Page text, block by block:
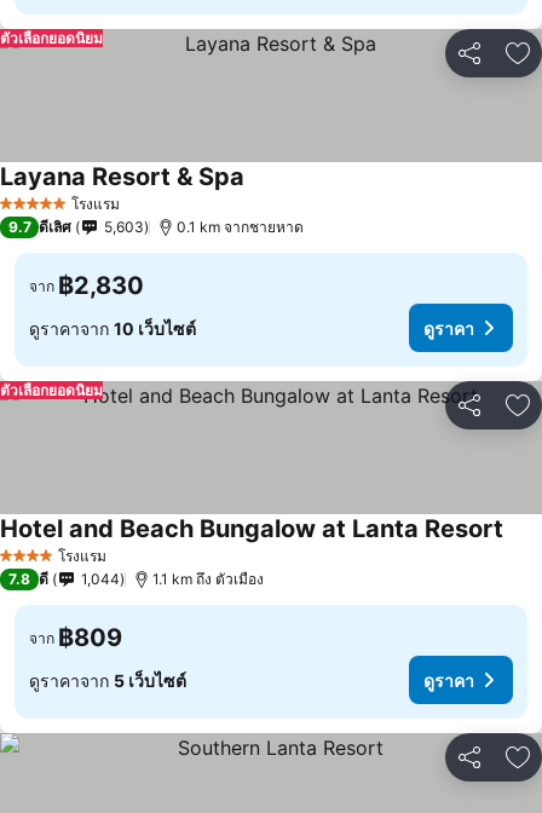
แชร์ เ
ตัวเลือกยอดนิยม
5 ดาว โรงแรม
Layana Resort & Spa
9.7 ดีเลิศ 5,603 0.1 km จากชายหาด
จาก ฿2,830
ดูราคาจาก 10 เว็บไซต์ ดูราคา
แชร์ เ
ตัวเลือกยอดนิยม
4 ดาว โรงแรม
Hotel and Beach Bungalow at Lanta Resort
7.8 ดี 1,044 1.1 km ถึง ตัวเมือง
จาก ฿809
ดูราคาจาก 5 เว็บไซต์ ดูราคา
แชร์ เ